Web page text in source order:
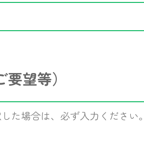
要望等）